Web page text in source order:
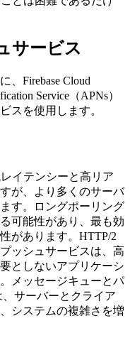
サービス
、Firebase Cloud
Service（APNs）
スを使用します。
レイテンシーと高リア
が、より多くのサーバ
す。ロングポーリング
可能性があり、最も効
があります。HTTP/2
ッシュサービスは、高
としないアプリケーシ
メッセージキューとパ
サーバーとクライア
システムの複雑さを増